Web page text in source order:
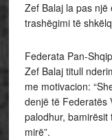
Zef Balaj la pas
trashëgimi të
Federata Pan-
Zef Balaj titull
me motivacion:
denjë të Federatës
palodhur,
mirë”.